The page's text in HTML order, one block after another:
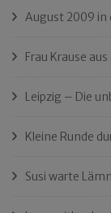
August 2009
Frau Krause
Leipzig – Die
Kleine Runde
Susi warte